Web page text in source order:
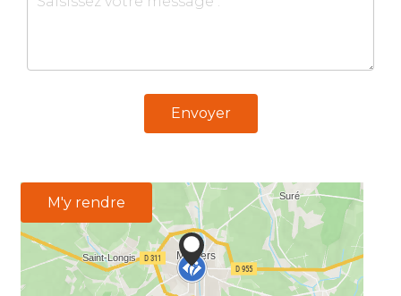
Envoyer
M'y rendre